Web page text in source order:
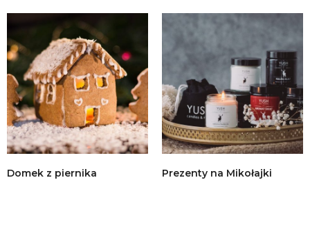
Domek z piernika Prezenty na Mikołajki